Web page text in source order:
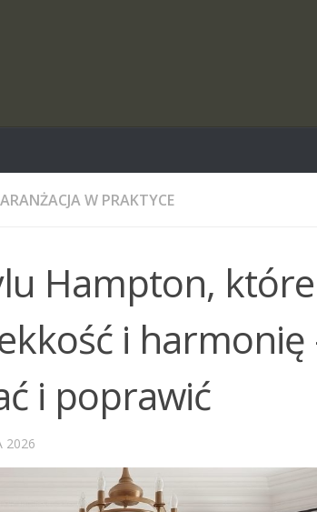
W PRAKTYCE
Hampton, które
i
i poprawić
2026